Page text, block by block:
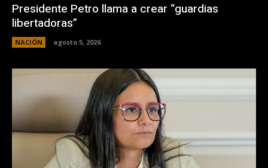
Presidente Petro llama a crear “guardias
libertadoras”
NACIÓN agosto 5, 2026